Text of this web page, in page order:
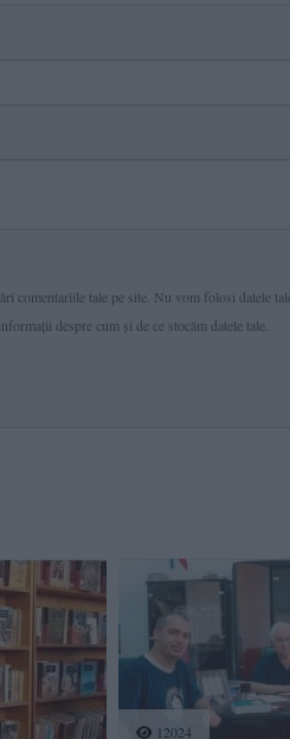
comentariile tale pe site. Nu vom folosi datele
despre cum și de ce stocăm datele tale.
12024